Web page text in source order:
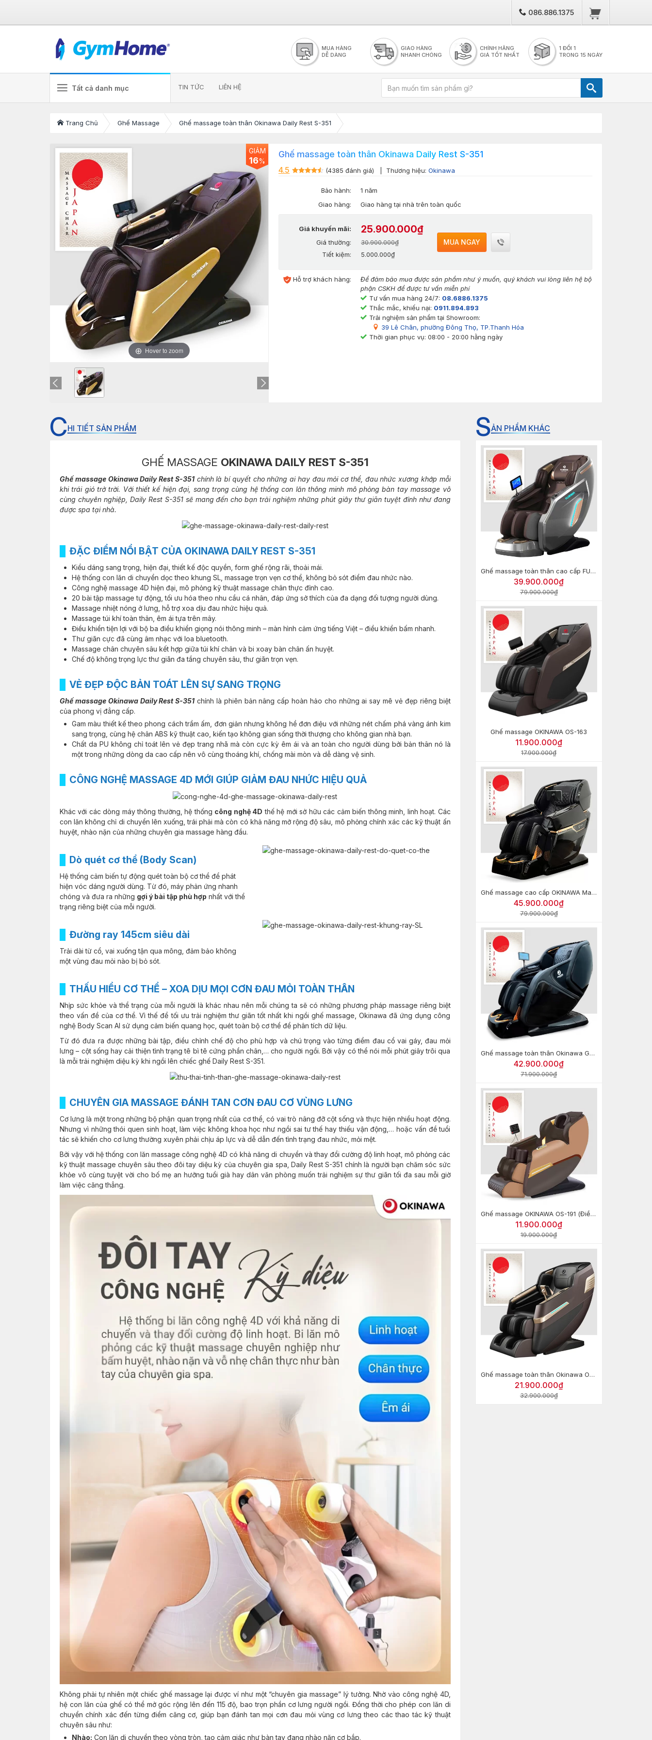
086.886.1375
MUA HÀNG
DỄ DÀNG
GIAO HÀNG
NHANH CHÓNG
CHÍNH HÃNG
GIÁ TỐT NHẤT
1 ĐỔI 1
TRONG 15 NGÀY
Tất cả danh mục TIN TỨC LIÊN HỆ
Trang Chủ Ghế Massage Ghế massage toàn thân Okinawa Daily Rest S-351
Hover to zoom
GIẢM
16%
Ghế massage toàn thân Okinawa Daily Rest S-351
4.5 (4385 đánh giá) | Thương hiệu: Okinawa
Bảo hành:
1 năm
Giao hàng:
Giao hàng tại nhà trên toàn quốc
Giá khuyến mãi:
Giá thường:
Tiết kiệm:
25.900.000₫
30.900.000₫
5.000.000₫
MUA NGAY
Hỗ trợ khách hàng:
Để đảm bảo mua được sản phẩm như ý muốn, quý khách vui lòng liên hệ bộ
phận CSKH để được tư vấn miễn phí
Tư vấn mua hàng 24/7: 08.6886.1375
Thắc mắc, khiếu nại: 0911.894.893
Trải nghiệm sản phẩm tại Showroom:
39 Lê Chân, phường Đông Thọ, TP.Thanh Hóa
Thời gian phục vụ: 08:00 - 20:00 hằng ngày
CHI TIẾT SẢN PHẨM
GHẾ MASSAGE OKINAWA DAILY REST S-351
Ghế massage Okinawa Daily Rest S-351chính là bí quyết cho những ai hay đau mỏi cơ thể, đau nhức xương khớp mỗi
khi trái gió trở trời. Với thiết kế hiện đại, sang trọng cùng hệ thống con lăn thông minh mô phỏng bàn tay massage vô
cùng chuyên nghiệp, Daily Rest S-351 sẽ mang đến cho bạn trải nghiệm những phút giây thư giãn tuyệt đỉnh như đang
được spa tại nhà.
ĐẶC ĐIỂM NỔI BẬT CỦA OKINAWA DAILY REST S-351
Kiểu dáng sang trọng, hiện đại, thiết kế độc quyền, form ghế rộng rãi, thoải mái.
Hệ thống con lăn di chuyển dọc theo khung SL, massage trọn vẹn cơ thể, không bỏ sót điểm đau nhức nào.
Công nghệ massage 4D hiện đại, mô phỏng kỹ thuật massage chân thực đỉnh cao.
20 bài tập massage tự động, tối ưu hóa theo nhu cầu cá nhân, đáp ứng sở thích của đa dạng đối tượng người dùng.
Massage nhiệt nóng ở lưng, hỗ trợ xoa dịu đau nhức hiệu quả.
Massage túi khí toàn thân, êm ái tựa trên mây.
Điều khiển tiện lợi với bộ ba điều khiển giọng nói thông minh – màn hình cảm ứng tiếng Việt – điều khiển bấm nhanh.
Thư giãn cực đã cùng âm nhạc với loa bluetooth.
Massage chân chuyên sâu kết hợp giữa túi khí chân và bi xoay bàn chân ấn huyệt.
Chế độ không trọng lực thư giãn đa tầng chuyên sâu, thư giãn trọn vẹn.
VẺ ĐẸP ĐỘC BẢN TOÁT LÊN SỰ SANG TRỌNG
Ghế massage Okinawa Daily Rest S-351 chính là phiên bản nâng cấp hoàn hảo cho những ai say mê vẻ đẹp riêng biệt
của phong vị đẳng cấp.
Gam màu thiết kế theo phong cách trầm ấm, đơn giản nhưng không hề đơn điệu với những nét chấm phá vàng ánh kim
sang trọng, cùng hệ chân ABS kỹ thuật cao, kiến tạo không gian sống thời thượng cho không gian nhà bạn.
Chất da PU không chỉ toát lên vẻ đẹp trang nhã mà còn cực kỳ êm ái và an toàn cho người dùng bởi bản thân nó là
một trong những dòng da cao cấp nên vô cùng thoáng khí, chống mài mòn và dễ dàng vệ sinh.
CÔNG NGHỆ MASSAGE 4D MỚI GIÚP GIẢM ĐAU NHỨC HIỆU QUẢ
Khác với các dòng máy thông thường, hệ thống công nghệ 4D thế hệ mới sở hữu các cảm biến thông minh, linh hoạt. Các
con lăn không chỉ di chuyển lên xuống, trái phải mà còn có khả năng mở rộng độ sâu, mô phỏng chính xác các kỹ thuật ấn
huyệt, nhào nặn của những chuyên gia massage hàng đầu.
Dò quét cơ thể (Body Scan)
Hệ thống cảm biến tự động quét toàn bộ cơ thể để phát
hiện vóc dáng người dùng. Từ đó, máy phản ứng nhanh
chóng và đưa ra những gợi ý bài tập phù hợp nhất với thể
trạng riêng biệt của mỗi người.
Đường ray 145cm siêu dài
Trải dài từ cổ, vai xuống tận qua mông, đảm bảo không
một vùng đau mỏi nào bị bỏ sót.
THẤU HIỂU CƠ THỂ – XOA DỊU MỌI CƠN ĐAU MỎI TOÀN THÂN
Nhịp sức khỏe và thể trạng của mỗi người là khác nhau nên mỗi chúng ta sẽ có những phương pháp massage riêng biệt
theo vấn đề của cơ thể. Vì thế để tối ưu trải nghiệm thư giãn tốt nhất khi ngồi ghế massage, Okinawa đã ứng dụng công
nghệ Body Scan AI sử dụng cảm biến quang học, quét toàn bộ cơ thể để phân tích dữ liệu.
Từ đó đưa ra được những bài tập, điều chỉnh chế độ cho phù hợp và chú trọng vào từng điểm đau cổ vai gáy, đau mỏi
lưng – cột sống hay cải thiện tình trạng tê bì tê cứng phần chân,… cho người ngồi. Bởi vậy có thể nói mỗi phút giây trôi qua
là mỗi trải nghiệm diệu kỳ khi ngồi lên chiếc ghế Daily Rest S-351.
CHUYÊN GIA MASSAGE ĐÁNH TAN CƠN ĐAU CƠ VÙNG LƯNG
Cơ lưng là một trong những bộ phận quan trọng nhất của cơ thể, có vai trò nâng đỡ cột sống và thực hiện nhiều hoạt động.
Nhưng vì những thói quen sinh hoạt, làm việc không khoa học như ngồi sai tư thế hay thiếu vận động,… hoặc vấn đề tuổi
tác sẽ khiến cho cơ lưng thường xuyên phải chịu áp lực và dễ dẫn đến tình trạng đau nhức, mỏi mệt.
Bởi vậy với hệ thống con lăn massage công nghệ 4D có khả năng di chuyển và thay đổi cường độ linh hoạt, mô phỏng các
kỹ thuật massage chuyên sâu theo đôi tay diệu kỳ của chuyên gia spa, Daily Rest S-351 chính là người bạn chăm sóc sức
khỏe vô cùng tuyệt vời cho bố mẹ an hưởng tuổi già hay dân văn phòng muốn trải nghiệm sự thư giãn tối đa sau mỗi giờ
làm việc căng thẳng.
Không phải tự nhiên một chiếc ghế massage lại được ví như một “chuyên gia massage” lý tưởng. Nhờ vào công nghệ 4D,
hệ con lăn của ghế có thể mở góc rộng lên đến 115 độ, bao trọn phần cơ lưng người ngồi. Đồng thời cho phép con lăn di
chuyển chính xác đến từng điểm căng cơ, giúp bạn đánh tan mọi cơn đau mỏi vùng cơ lưng theo các thao tác kỹ thuật
chuyên sâu như:
Nhào: Con lăn di chuyển theo vòng tròn, tạo cảm giác như bàn tay đang nhào nặn cơ bắp.
SẢN PHẨM KHÁC
Ghế massage toàn thân cao cấp FUJIKIMA FJ-G670 (HT-799)
39.900.000₫
79.900.000₫
Ghế massage OKINAWA OS-163
11.900.000₫
17.900.000₫
Ghế massage cao cấp OKINAWA Majestic Monarch OS-500
45.900.000₫
79.900.000₫
Ghế massage toàn thân Okinawa GOOD9 (Công nghệ 8D)
42.900.000₫
71.900.000₫
Ghế massage OKINAWA OS-191 (Điều khiển giọng nói)
11.900.000₫
19.900.000₫
Ghế massage toàn thân Okinawa OS-414 Pro
21.900.000₫
32.900.000₫